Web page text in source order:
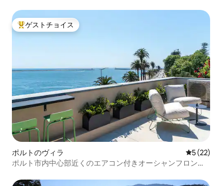
大好評のゲストチョイスです。
ゲストチョイス
ポルトのヴィラ レビュー
5 (22)
ポルト市内中心部近くのエアコン付きオーシャンフロント